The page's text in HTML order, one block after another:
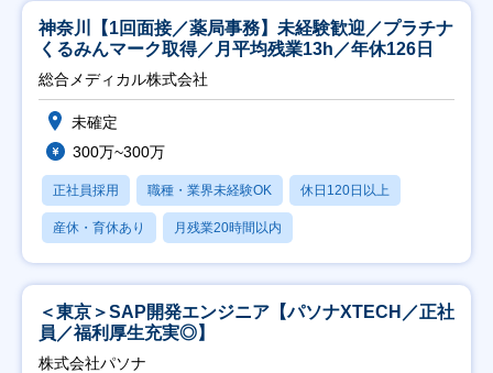
神奈川【1回面接／薬局事務】未経験歓迎／プラチナ
くるみんマーク取得／月平均残業13h／年休126日
総合メディカル株式会社
未確定
300万~300万
正社員採用 職種・業界未経験OK 休日120日以上
産休・育休あり 月残業20時間以内
＜東京＞SAP開発エンジニア【パソナXTECH／正社
員／福利厚生充実◎】
株式会社パソナ